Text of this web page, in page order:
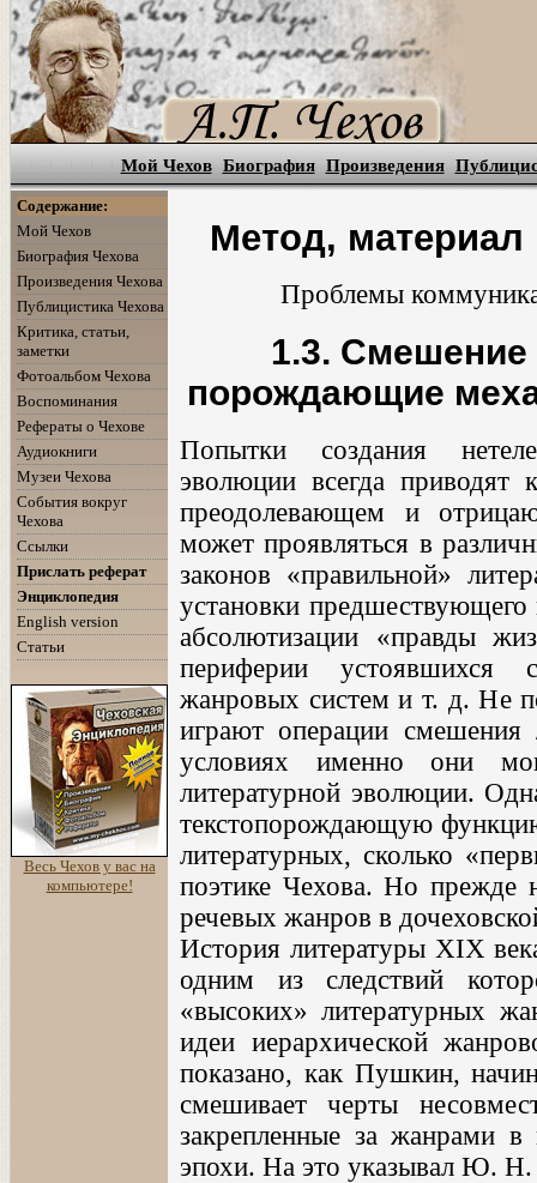
Мой Чехов Биография Произведения
Содержание:
Мой Чехов
Биография Чехова
Произведения Чехова
Публицистика Чехова
Критика, статьи,
заметки
Фотоальбом Чехова
Воспоминания
Рефераты о Чехове
Аудиокниги
Музеи Чехова
События вокруг
Чехова
Ссылки
Прислать реферат
Энциклопедия
English version
Статьи
Весь Чехов у вас на
компьютере!
Метод, материал
Проблемы
1.3.
порождающие
Попытки создания
эволюции всегда приводят
преодолевающем и
может проявляться в
законов «правильной»
установки
абсолютизации «правды
периферии устоявшихся
жанровых систем и т. д. Не
играют операции
условиях именно они
литературной эволюции.
текстопорождающую
литературных, сколько
поэтике Чехова. Но прежде
речевых жанров в
История литературы XIX
одним из следствий
«высоких» литературных
идеи иерархической
показано, как Пушкин,
смешивает черты
закрепленные за жанрами
эпохи. На это указывал Ю.